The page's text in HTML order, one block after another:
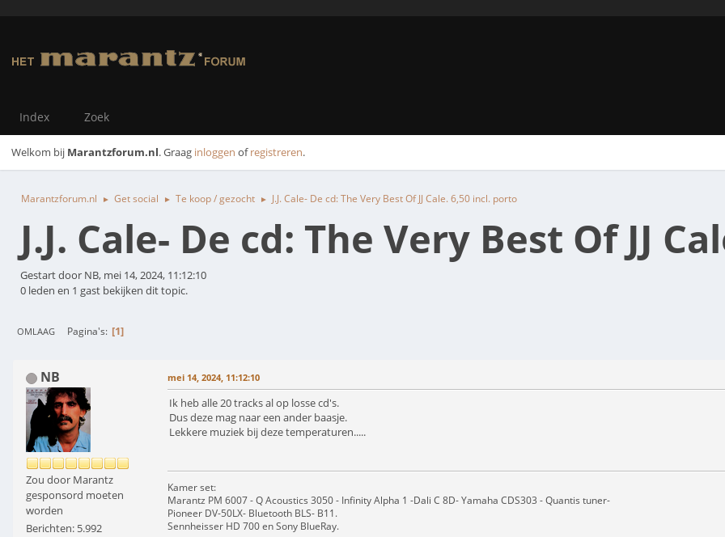
Index Zoek
Welkom bij Marantzforum.nl. Graag inloggen ofregistreren.
Marantzforum.nl ► Get social ► Te koop / gezocht ► J.J. Cale- De cd: The Very Best Of JJ Cale. 6,50 incl. porto
J.J. Cale- De cd: The Very Best Of JJ
Gestart door NB, mei 14, 2024, 11:12:10
0 leden en 1 gast bekijken dit topic.
OMLAAG Pagina's 1
NB
Zou door Marantz
gesponsord moeten
worden
Berichten: 5.992
mei 14, 2024, 11:12:10
Ik heb alle 20 tracks al op losse cd's.
Dus deze mag naar een ander baasje.
Lekkere muziek bij deze temperaturen.....
Kamer set:
Marantz PM 6007 - Q Acoustics 3050 - Infinity Alpha 1 -Dali C 8D- Yamaha CDS303 - Quantis tuner-
Pioneer DV-50LX- Bluetooth BLS- B11.
Sennheisser HD 700 en Sony BlueRay.